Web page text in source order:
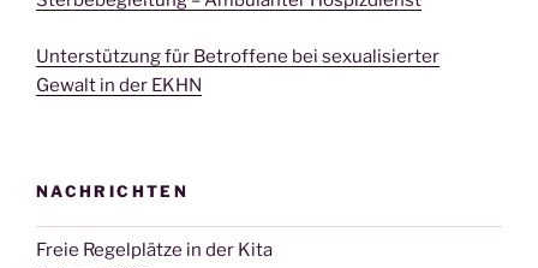
Unterstützung für Betroffene bei sexualisierter
Gewalt in der EKHN
NACHRICHTEN
Freie Regelplätze in der Kita